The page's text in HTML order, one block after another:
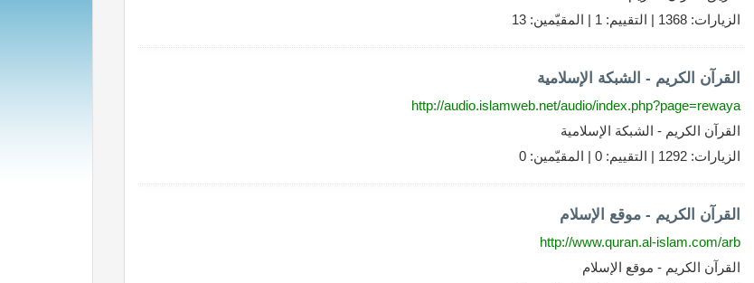
الزيارات: 1368 | التقييم: 1 | المقيّمين: 13
القرآن الكريم - الشبكة الإسلامية
http://audio.islamweb.net/audio/index.php?page=rewaya
القرآن الكريم - الشبكة الإسلامية
الزيارات: 1292 | التقييم: 0 | المقيّمين: 0
القرآن الكريم - موقع الإسلام
http://www.quran.al-islam.com/arb
القرآن الكريم - موقع الإسلام